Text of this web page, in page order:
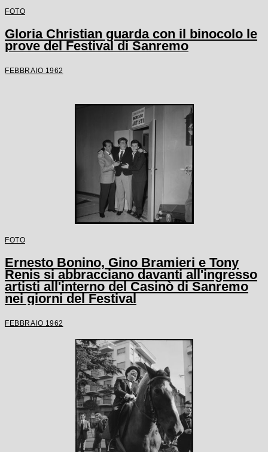
FOTO
Gloria Christian guarda con il binocolo le
prove del Festival di Sanremo
FEBBRAIO 1962
FOTO
Ernesto Bonino, Gino Bramieri e Tony
Renis si abbracciano davanti all'ingresso
artisti all'interno del Casinò di Sanremo
nei giorni del Festival
FEBBRAIO 1962